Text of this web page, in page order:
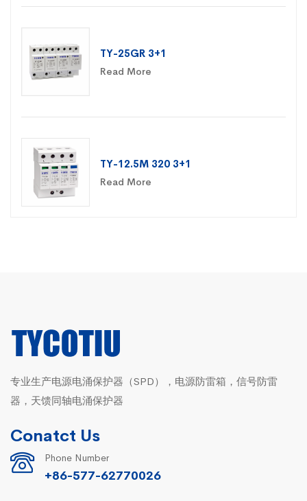
TY-25GR 3+1
Read More
TY-12.5M 320 3+1
Read More
专业生产电源电涌保护器（SPD），电源防雷箱，信号防雷
器，天馈同轴电涌保护器
Conatct Us
Phone Number
+86-577-62770026